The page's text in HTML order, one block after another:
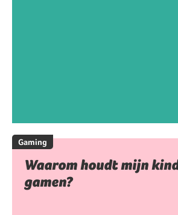
Gaming
Waarom houdt mijn
gamen?